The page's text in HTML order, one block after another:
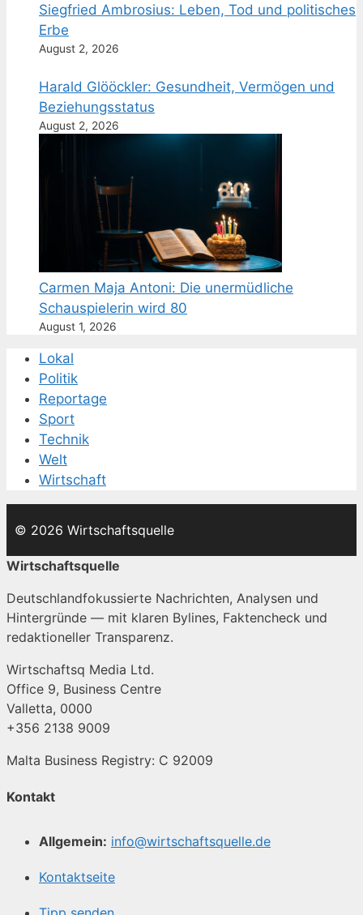
Siegfried Ambrosius: Leben, Tod und politisches
Erbe
August 2, 2026
Harald Glööckler: Gesundheit, Vermögen und
Beziehungsstatus
August 2, 2026
Carmen Maja Antoni: Die unermüdliche
Schauspielerin wird 80
August 1, 2026
Lokal
Politik
Reportage
Sport
Technik
Welt
Wirtschaft
© 2026 Wirtschaftsquelle
Wirtschaftsquelle
Deutschlandfokussierte Nachrichten, Analysen und
Hintergründe — mit klaren Bylines, Faktencheck und
redaktioneller Transparenz.
Wirtschaftsq Media Ltd.
Office 9, Business Centre
Valletta, 0000
+356 2138 9009
Malta Business Registry: C 92009
Kontakt
Allgemein: info@wirtschaftsquelle.de
Kontaktseite